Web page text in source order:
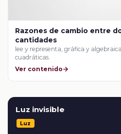
Razones de cambio entre
cantidades
lee y representa, gráfica y
cuadráticas.
Ver contenido
Luz invisible
Luz